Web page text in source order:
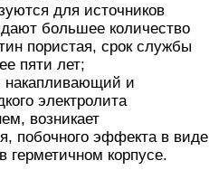
для источников
большее количество
пористая, срок службы
пяти лет;
накапливающий и
электролита
возникает
побочного эффекта в виде
герметичном корпусе.